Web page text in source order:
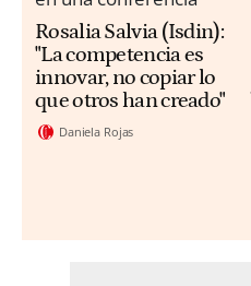
Rosalia Salvia (Isdin):
"La competencia es
innovar, no copiar lo
que otros han creado"
Daniela Rojas